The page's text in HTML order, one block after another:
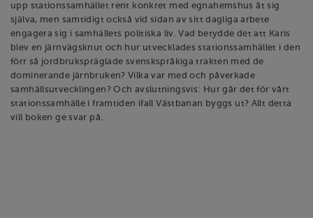
upp stationssamhället rent konkret med egnahemshus åt sig
själva, men samtidigt också vid sidan av sitt dagliga arbete
engagera sig i samhällets politiska liv. Vad betydde det att Karis
blev en järnvägsknut och hur utvecklades stationssamhället i den
förr så jordbrukspräglade svenskspråkiga trakten med de
dominerande järnbruken? Vilka var med och påverkade
samhällsutvecklingen? Och avslutningsvis: Hur går det för vårt
stationssamhälle i framtiden ifall Västbanan byggs ut? Allt detta
vill boken ge svar på.